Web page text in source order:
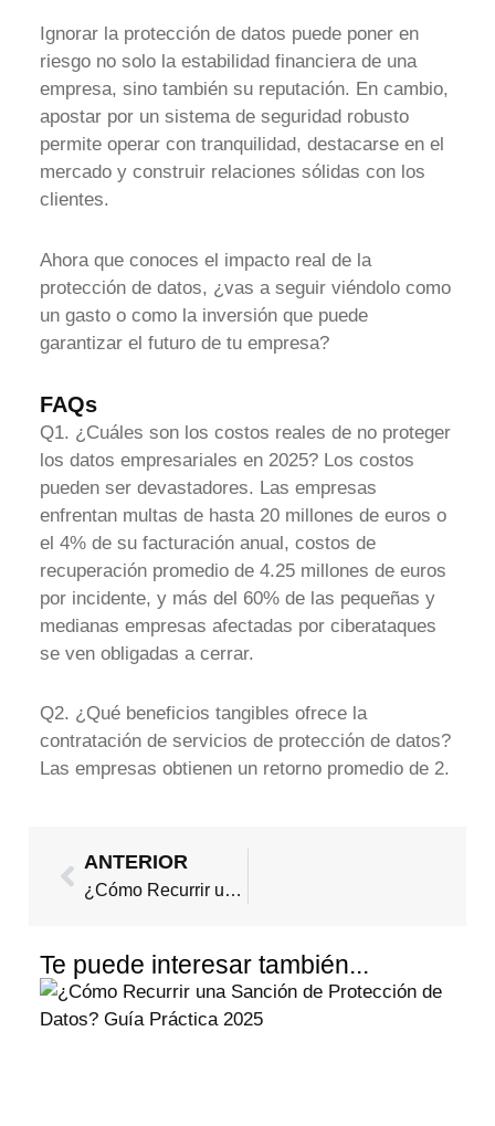
Ignorar la protección de datos puede poner en
riesgo no solo la estabilidad financiera de una
empresa, sino también su reputación. En cambio,
apostar por un sistema de seguridad robusto
permite operar con tranquilidad, destacarse en el
mercado y construir relaciones sólidas con los
clientes.
Ahora que conoces el impacto real de la
protección de datos, ¿vas a seguir viéndolo como
un gasto o como la inversión que puede
garantizar el futuro de tu empresa?
FAQs
Q1. ¿Cuáles son los costos reales de no proteger
los datos empresariales en 2025? Los costos
pueden ser devastadores. Las empresas
enfrentan multas de hasta 20 millones de euros o
el 4% de su facturación anual, costos de
recuperación promedio de 4.25 millones de euros
por incidente, y más del 60% de las pequeñas y
medianas empresas afectadas por ciberataques
se ven obligadas a cerrar.
Q2. ¿Qué beneficios tangibles ofrece la
contratación de servicios de protección de datos?
Las empresas obtienen un retorno promedio de 2.
AntANTERIOR
¿Cómo Recurrir una Sanción de Protección de Datos? Guía Práctica 2025
Te puede interesar también...